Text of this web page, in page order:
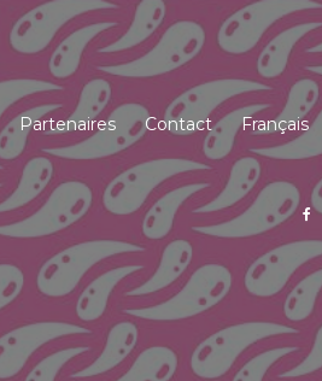
Partenaires Contact Français